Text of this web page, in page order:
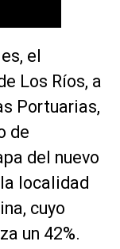
el
Los Ríos, a
Portuarias,
de
del nuevo
localidad
cuyo
un 42%.